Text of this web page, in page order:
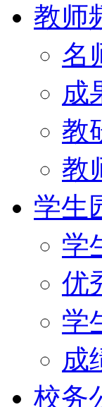
教师
名
成
教
教
学生
学
优
学
成
校务